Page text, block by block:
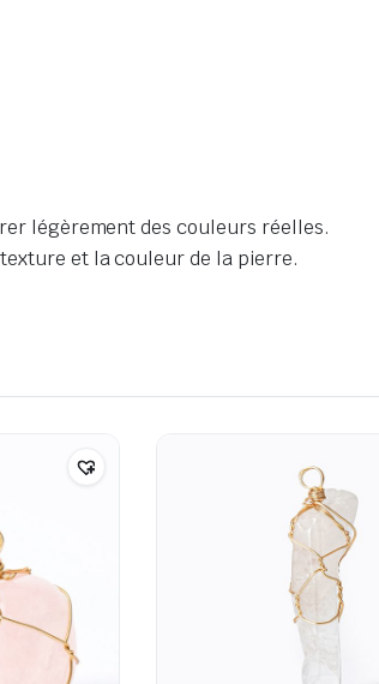
légèrement des couleurs réelles.
et la couleur de la pierre.